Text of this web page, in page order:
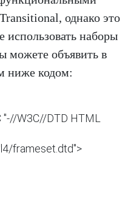
однако это
использовать наборы
можете объявить в
ниже кодом:
"-//W3C//DTD HTML
frameset.dtd">